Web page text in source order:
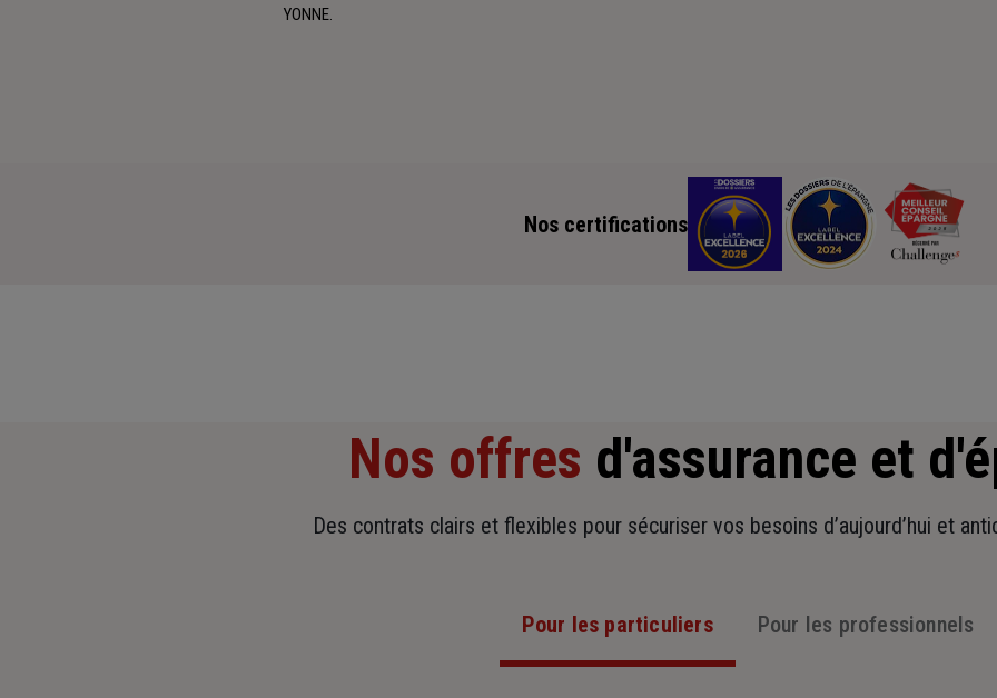
YONNE.
Nos certifications
Nos offres d'assurance et
Des contrats clairs et flexibles pour sécuriser vos besoins d’aujourd’hui et
Pour les particuliers Pour les professionnels